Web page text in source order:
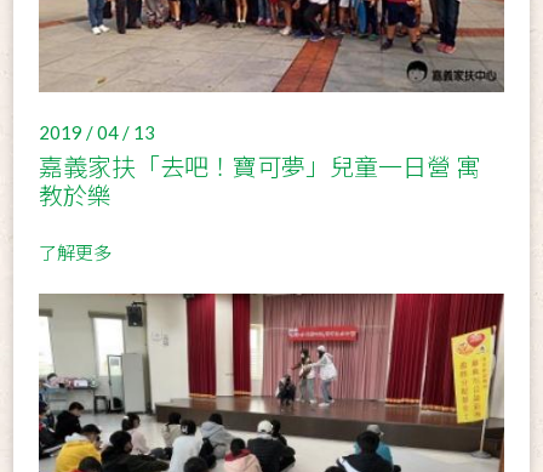
2019 / 04 / 13
嘉義家扶「去吧！寶可夢」兒童一日營 寓
教於樂
了解更多